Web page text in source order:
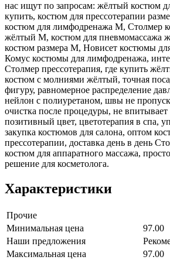
нас ищут по запросам: жёлтый костюм
купить, костюм для прессотерапии
костюм для лимфодренажа M, Столмер
жёлтый M, костюм для пневмомассажа
костюм размера M, Новисет костюмы
Комус костюмы для лимфодренажа,
Столмер прессотерапия, где купить
костюм с молниями жёлтый, точная
фигуру, равномерное распределение
нейлон с полиуретаном, швы не
очистка после процедуры, не впитывает
позитивный цвет, цветотерапия в спа,
закупка костюмов для салона, оптом
прессотерапии, доставка день в день
костюм для аппаратного массажа,
решение для косметолога.
Характеристики
Прочие
Минимальная цена
97.00
Наши предложения
Максимальная цена
97.00